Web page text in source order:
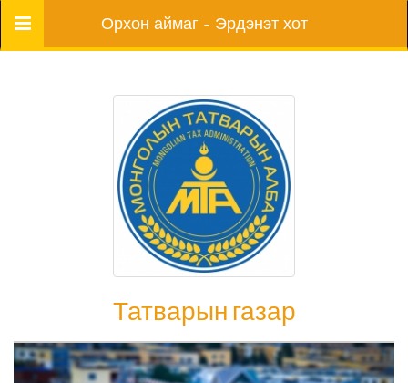
Цэс Орхон аймаг - Эрдэнэт хот
Татварын газар
Татварын газар